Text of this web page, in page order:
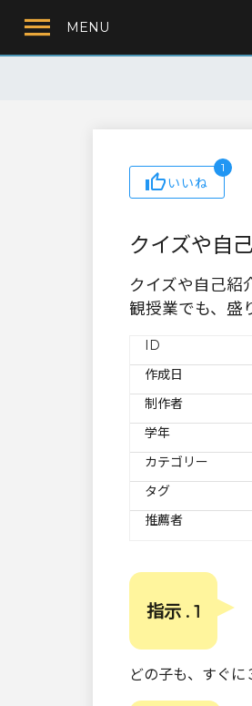
MENU
いいね
1
クイズや自
クイズや自己紹
観授業でも、盛
ID
作成日
制作者
学年
カテゴリー
タグ
推薦者
指示 . 1
どの子も、すぐに